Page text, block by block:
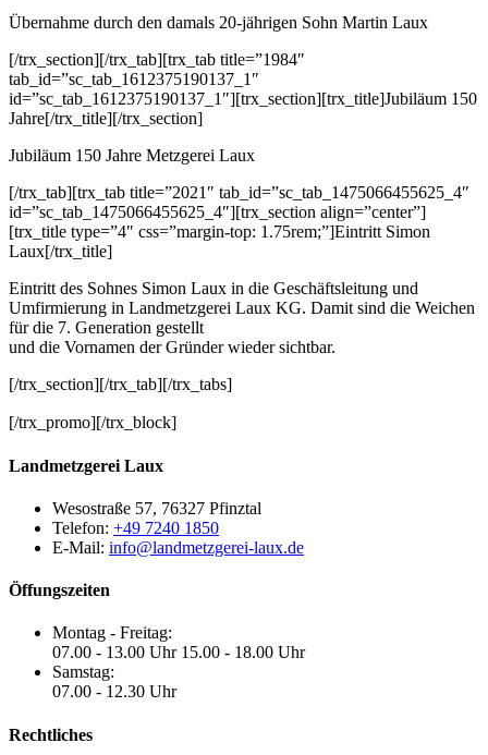
Übernahme durch den damals 20-jährigen Sohn Martin Laux
[/trx_section][/trx_tab][trx_tab title=”1984″
tab_id=”sc_tab_1612375190137_1″
id=”sc_tab_1612375190137_1″][trx_section][trx_title]Jubiläum 150
Jahre[/trx_title][/trx_section]
Jubiläum 150 Jahre Metzgerei Laux
[/trx_tab][trx_tab title=”2021″ tab_id=”sc_tab_1475066455625_4″
id=”sc_tab_1475066455625_4″][trx_section align=”center”]
[trx_title type=”4″ css=”margin-top: 1.75rem;”]Eintritt Simon
Laux[/trx_title]
Eintritt des Sohnes Simon Laux in die Geschäftsleitung und
Umfirmierung in Landmetzgerei Laux KG. Damit sind die Weichen
für die 7. Generation gestellt
und die Vornamen der Gründer wieder sichtbar.
[/trx_section][/trx_tab][/trx_tabs]
[/trx_promo][/trx_block]
Landmetzgerei Laux
Wesostraße 57, 76327 Pfinztal
Telefon: +49 7240 1850
E-Mail: info@landmetzgerei-laux.de
Öffungszeiten
Montag - Freitag:
07.00 - 13.00 Uhr 15.00 - 18.00 Uhr
Samstag:
07.00 - 12.30 Uhr
Rechtliches